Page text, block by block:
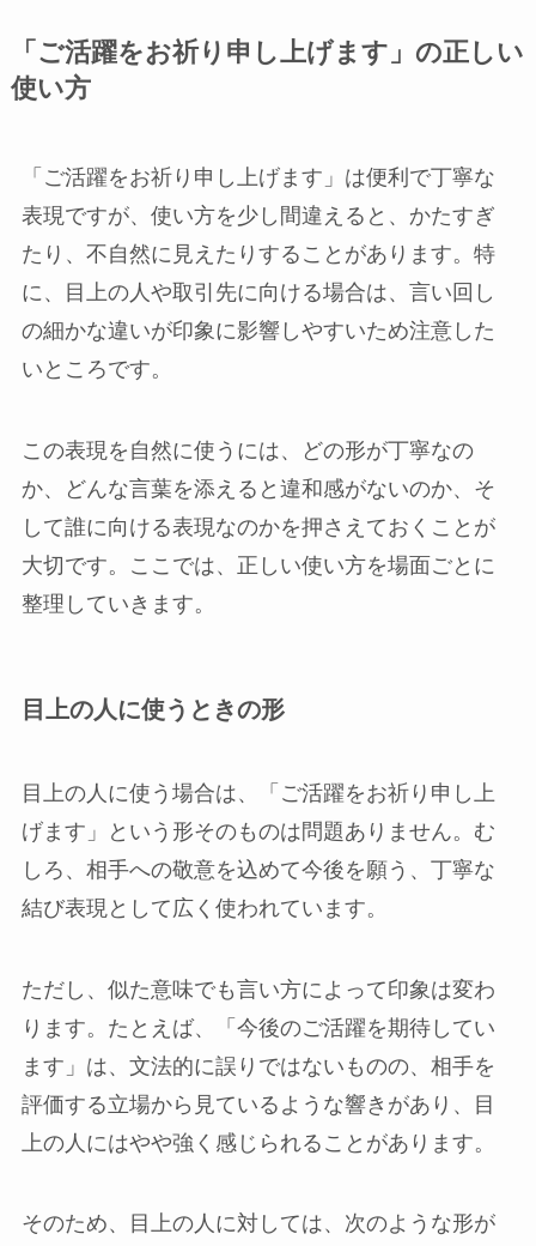
「ご活躍をお祈り申し上げます」の正しい
使い方
「ご活躍をお祈り申し上げます」は便利で丁寧な
表現ですが、使い方を少し間違えると、かたすぎ
たり、不自然に見えたりすることがあります。特
に、目上の人や取引先に向ける場合は、言い回し
の細かな違いが印象に影響しやすいため注意した
いところです。
この表現を自然に使うには、どの形が丁寧なの
か、どんな言葉を添えると違和感がないのか、そ
して誰に向ける表現なのかを押さえておくことが
大切です。ここでは、正しい使い方を場面ごとに
整理していきます。
目上の人に使うときの形
目上の人に使う場合は、「ご活躍をお祈り申し上
げます」という形そのものは問題ありません。む
しろ、相手への敬意を込めて今後を願う、丁寧な
結び表現として広く使われています。
ただし、似た意味でも言い方によって印象は変わ
ります。たとえば、「今後のご活躍を期待してい
ます」は、文法的に誤りではないものの、相手を
評価する立場から見ているような響きがあり、目
上の人にはやや強く感じられることがあります。
そのため、目上の人に対しては、次のような形が